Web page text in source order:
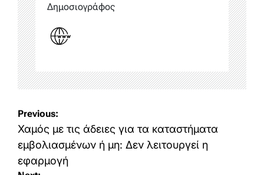
Δημοσιογράφος
Post
navigation
Previous:
Χαμός με τις άδειες για τα καταστήματα
εμβολιασμένων ή μη: Δεν λειτουργεί η
εφαρμογή